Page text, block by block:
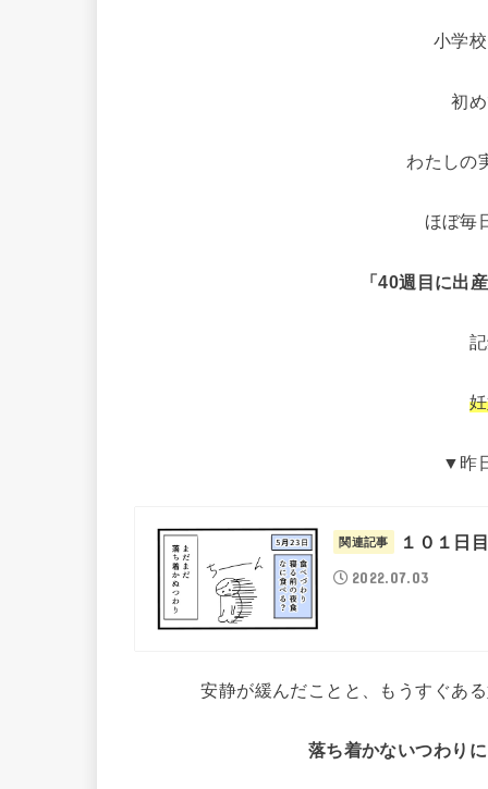
小学
初
わたしの
ほぼ毎
「40週目に出
▼昨
関連記事 １０１日
2022.07.03
安静が緩んだことと、もうすぐあ
落ち着かないつわり